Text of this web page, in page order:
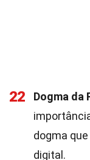
22 Dogma da
dogma
digital.